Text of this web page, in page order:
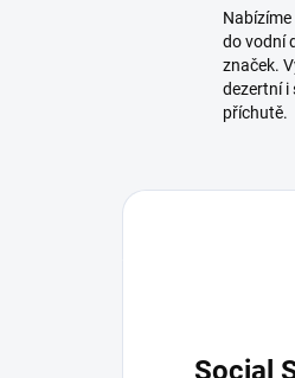
do vodní
značek.
dezertní i
příchutě.
Social